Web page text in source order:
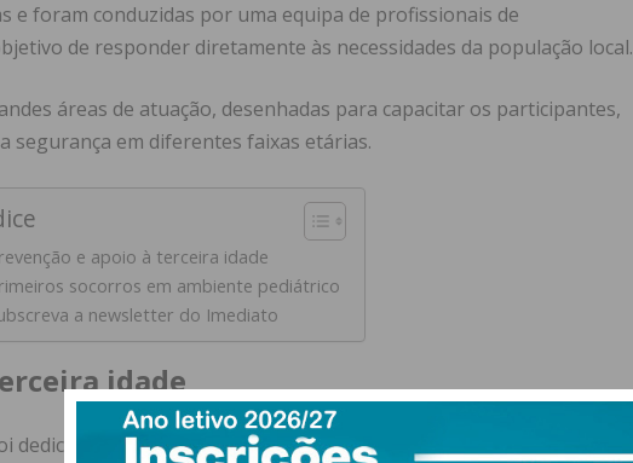
e foram conduzidas por uma equipa de profissionais de
de responder diretamente às necessidades da população local.
áreas de atuação, desenhadas para capacitar os participantes,
segurança em diferentes faixas etárias.
e apoio à terceira idade
socorros em ambiente pediátrico
a newsletter do Imediato
idade
ao tema “Prevenção de quedas e envelhecimento